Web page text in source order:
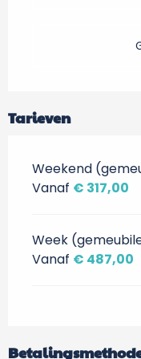
Tarieven
Weekend
Vanaf € 317,00
Week
Vanaf € 487,00